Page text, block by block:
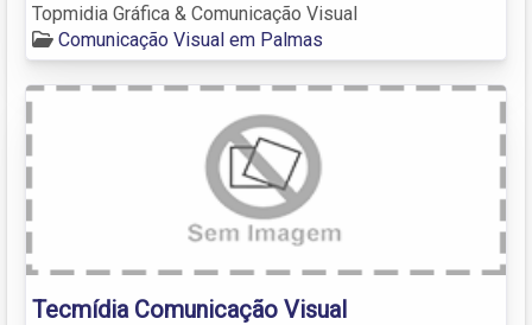
Topmidia Gráfica & Comunicação Visual
Comunicação Visual em Palmas
Tecmídia Comunicação Visual